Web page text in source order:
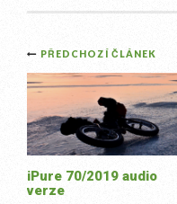
Post
navigation
PŘEDCHOZÍ ČLÁNEK
iPure 70/2019 audio
verze